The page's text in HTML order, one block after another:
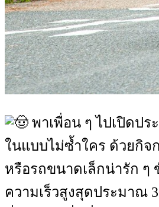
พาเพื่อน ๆ ไปเปิดปร
ในแบบไม่ซ้ำใคร ด้วยกิจ
หรือรถขนาดเล็กน่ารัก ๆ
ความเร็วสูงสุดประมาณ